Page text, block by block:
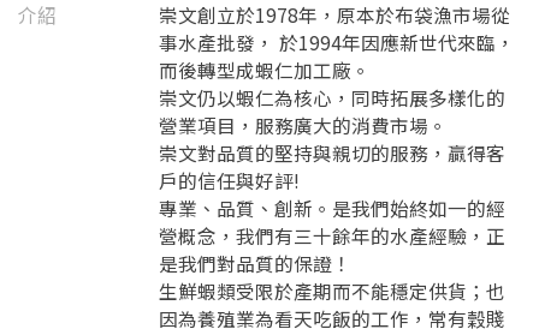
介紹
崇文創立於1978年，原本於布袋漁市場從
事水產批發， 於1994年因應新世代來臨，
而後轉型成蝦仁加工廠。
崇文仍以蝦仁為核心，同時拓展多樣化的
營業項目，服務廣大的消費市場。
崇文對品質的堅持與親切的服務，贏得客
戶的信任與好評!
專業、品質、創新。是我們始終如一的經
營概念，我們有三十餘年的水產經驗，正
是我們對品質的保證！
生鮮蝦類受限於產期而不能穩定供貨；也
因為養殖業為看天吃飯的工作，常有穀賤